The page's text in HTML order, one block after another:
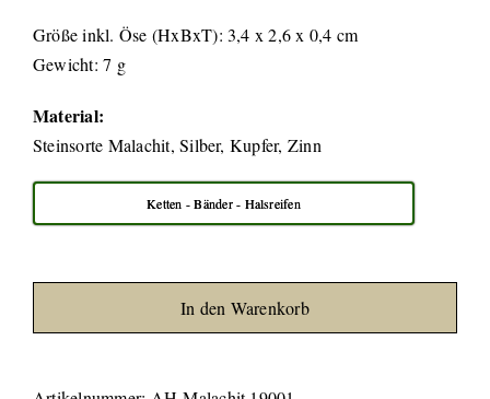
Größe inkl. Öse (HxBxT): 3,4 x 2,6 x 0,4 cm
Gewicht: 7 g
Material:
Steinsorte Malachit, Silber, Kupfer, Zinn
Ketten - Bänder - Halsreifen
In den Warenkorb